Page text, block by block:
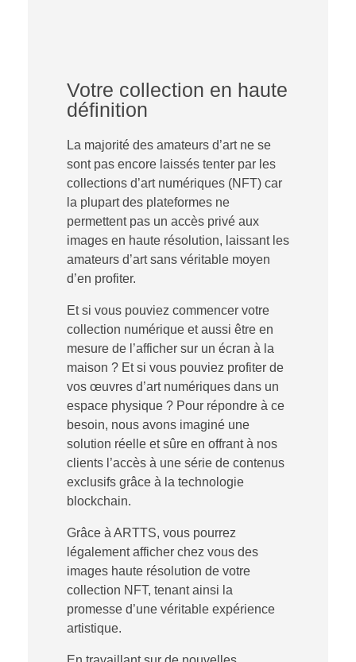
Votre collection en haute
définition
La majorité des amateurs d’art ne se
sont pas encore laissés tenter par les
collections d’art numériques (NFT) car
la plupart des plateformes ne
permettent pas un accès privé aux
images en haute résolution, laissant les
amateurs d’art sans véritable moyen
d’en profiter.
Et si vous pouviez commencer votre
collection numérique et aussi être en
mesure de l’afficher sur un écran à la
maison ? Et si vous pouviez profiter de
vos œuvres d’art numériques dans un
espace physique ? Pour répondre à ce
besoin, nous avons imaginé une
solution réelle et sûre en offrant à nos
clients l’accès à une série de contenus
exclusifs grâce à la technologie
blockchain.
Grâce à ARTTS, vous pourrez
légalement afficher chez vous des
images haute résolution de votre
collection NFT, tenant ainsi la
promesse d’une véritable expérience
artistique.